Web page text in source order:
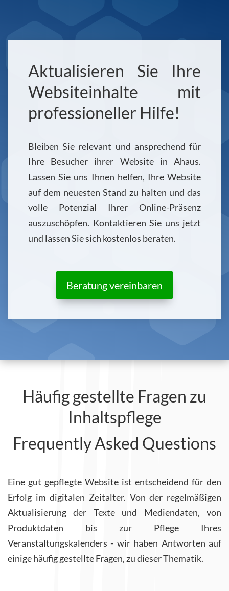
Aktualisieren Sie Ihre
Websiteinhalte mit
professioneller Hilfe!
Bleiben Sie relevant und ansprechend für
Ihre Besucher ihrer Website in Ahaus.
Lassen Sie uns Ihnen helfen, Ihre Website
auf dem neuesten Stand zu halten und das
volle Potenzial Ihrer Online-Präsenz
auszuschöpfen. Kontaktieren Sie uns jetzt
und lassen Sie sich kostenlos beraten.
Beratung vereinbaren
Häufig gestellte Fragen zu
Inhaltspflege
Frequently Asked Questions
Eine gut gepflegte Website ist entscheidend für den
Erfolg im digitalen Zeitalter. Von der regelmäßigen
Aktualisierung der Texte und Mediendaten, von
Produktdaten bis zur Pflege Ihres
Veranstaltungskalenders - wir haben Antworten auf
einige häufig gestellte Fragen, zu dieser Thematik.